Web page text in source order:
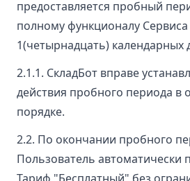
предоставляется пробный
полному функционалу Сервиса
1(четырнадцать) календарных
2.1.1. СкладБот вправе
действия пробного периода в
порядке.
2.2. По окончании пробного
Пользователь автоматически